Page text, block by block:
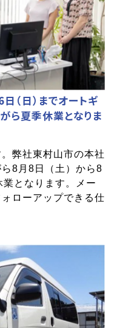
（日）までオートギ
ら夏季休業となりま
弊社東村山市の本社
8月8日（土）から8
となります。メー
ローアップできる仕